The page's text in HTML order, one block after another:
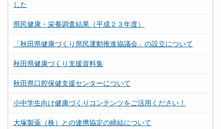
した
県民健康・栄養調査結果（平成２３年度）
「秋田県健康づくり県民運動推進協議会」の設立について
秋田県健康づくり支援資料集
秋田県口腔保健支援センターについて
小中学生向け健康づくりコンテンツをご活用ください！
大塚製薬（株）との連携協定の締結について